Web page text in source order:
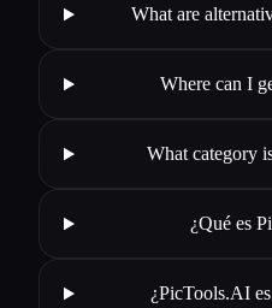
What are
Where can I
What category
¿Qué es
¿PicTools.AI